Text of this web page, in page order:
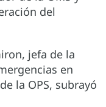
del
jefa de la
en
la OPS, subrayó